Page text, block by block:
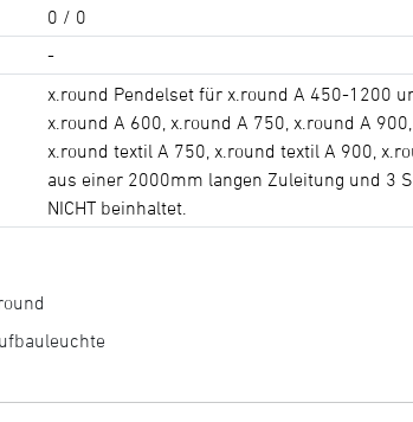
0 / 0
-
x.round Pendelset für x.round A 450-1200
x.round A 600, x.round A 750, x.round A
x.round textil A 750, x.round textil A 900,
aus einer 2000mm langen Zuleitung und 3
NICHT beinhaltet.